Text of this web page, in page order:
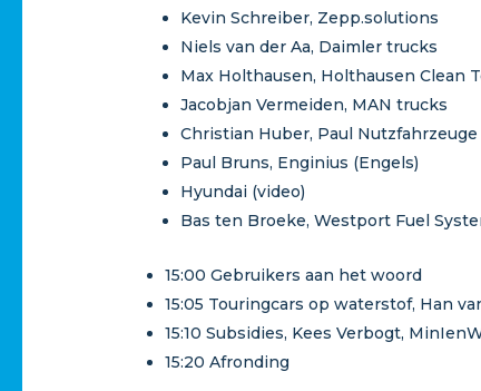
Kevin Schreiber, Zepp.solutions
Niels van der Aa, Daimler trucks
Max Holthausen, Holthausen Clean
Jacobjan Vermeiden, MAN trucks
Christian Huber, Paul Nutzfahrzeuge
Paul Bruns, Enginius (Engels)
Hyundai (video)
Bas ten Broeke, Westport Fuel
15:00 Gebruikers aan het woord
15:05 Touringcars op waterstof, Han
15:10 Subsidies, Kees Verbogt,
15:20 Afronding